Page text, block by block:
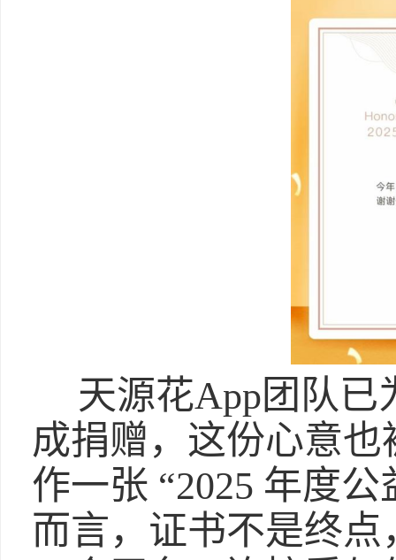
天源花App团队已
成捐赠，这份心意
作一张 “2025 年度
而言，证书不是终